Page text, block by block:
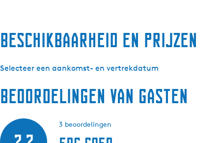
Beschikbaarheid en prijzen
Selecteer een aankomst- en vertrekdatum
Beoordelingen van gasten
3 beoordelingen